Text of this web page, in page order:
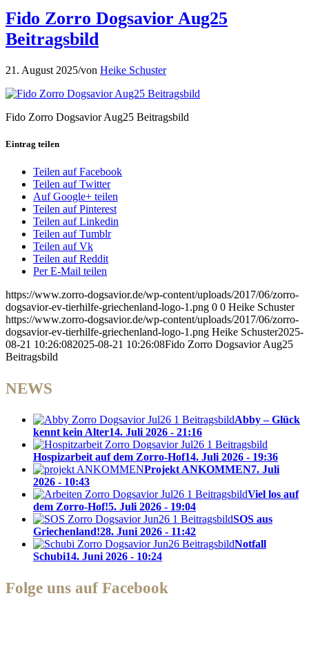
Fido Zorro Dogsavior Aug25
Beitragsbild
21. August 2025/von Heike Schuster
Fido Zorro Dogsavior Aug25 Beitragsbild
Eintrag teilen
Teilen auf Facebook
Teilen auf Twitter
Auf Google+ teilen
Teilen auf Pinterest
Teilen auf Linkedin
Teilen auf Tumblr
Teilen auf Vk
Teilen auf Reddit
Per E-Mail teilen
https://www.zorro-dogsavior.de/wp-content/uploads/2017/06/zorro-
dogsavior-ev-tierhilfe-griechenland-logo-1.png 0 0 Heike Schuster
https://www.zorro-dogsavior.de/wp-content/uploads/2017/06/zorro-
dogsavior-ev-tierhilfe-griechenland-logo-1.png Heike Schuster2025-
08-21 10:26:082025-08-21 10:26:08Fido Zorro Dogsavior Aug25
Beitragsbild
NEWS
Abby – Glück
kennt kein Alter14. Juli 2026 - 21:16
Hospizarbeit auf dem Zorro-Hof14. Juli 2026 - 19:36
Projekt ANKOMMEN7. Juli
2026 - 10:43
Viel los auf
dem Zorro-Hof!5. Juli 2026 - 19:04
SOS aus
Griechenland!28. Juni 2026 - 11:42
Notfall
Schubi14. Juni 2026 - 10:24
Folge uns auf Facebook